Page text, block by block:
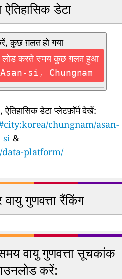
ऐतिहासिक डेटा
कुछ ग़लत हो गया
लोड करते समय कुछ ग़लत हुआ
si, Chungnam
डेटा प्लेटफ़ॉर्म देखें:
chungnam/asan-
si &
data-platform/
गुणवत्ता रैंकिंग
वायु गुणवत्ता सूचकांक
करें: